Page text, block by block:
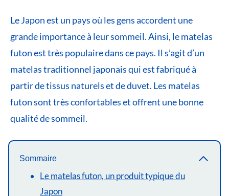
Le Japon est un pays où les gens accordent une
grande importance à leur sommeil. Ainsi, le matelas
futon est très populaire dans ce pays. Il s’agit d’un
matelas traditionnel japonais qui est fabriqué à
partir de tissus naturels et de duvet. Les matelas
futon sont très confortables et offrent une bonne
qualité de sommeil.
Sommaire
Le matelas futon, un produit typique du
Japon